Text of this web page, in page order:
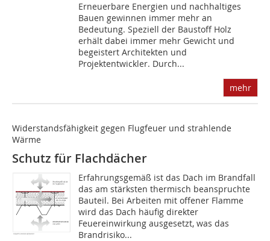
Erneuerbare Energien und nachhaltiges
Bauen gewinnen immer mehr an
Bedeutung. Speziell der Baustoff Holz
erhält dabei immer mehr Gewicht und
begeistert Architekten und
Projektentwickler. Durch...
mehr
Widerstandsfähigkeit gegen Flugfeuer und strahlende
Wärme
Schutz für Flachdächer
Erfahrungsgemäß ist das Dach im Brandfall
das am stärksten thermisch beanspruchte
Bauteil. Bei Arbeiten mit offener Flamme
wird das Dach häufig direkter
Feuereinwirkung ausgesetzt, was das
Brandrisiko...